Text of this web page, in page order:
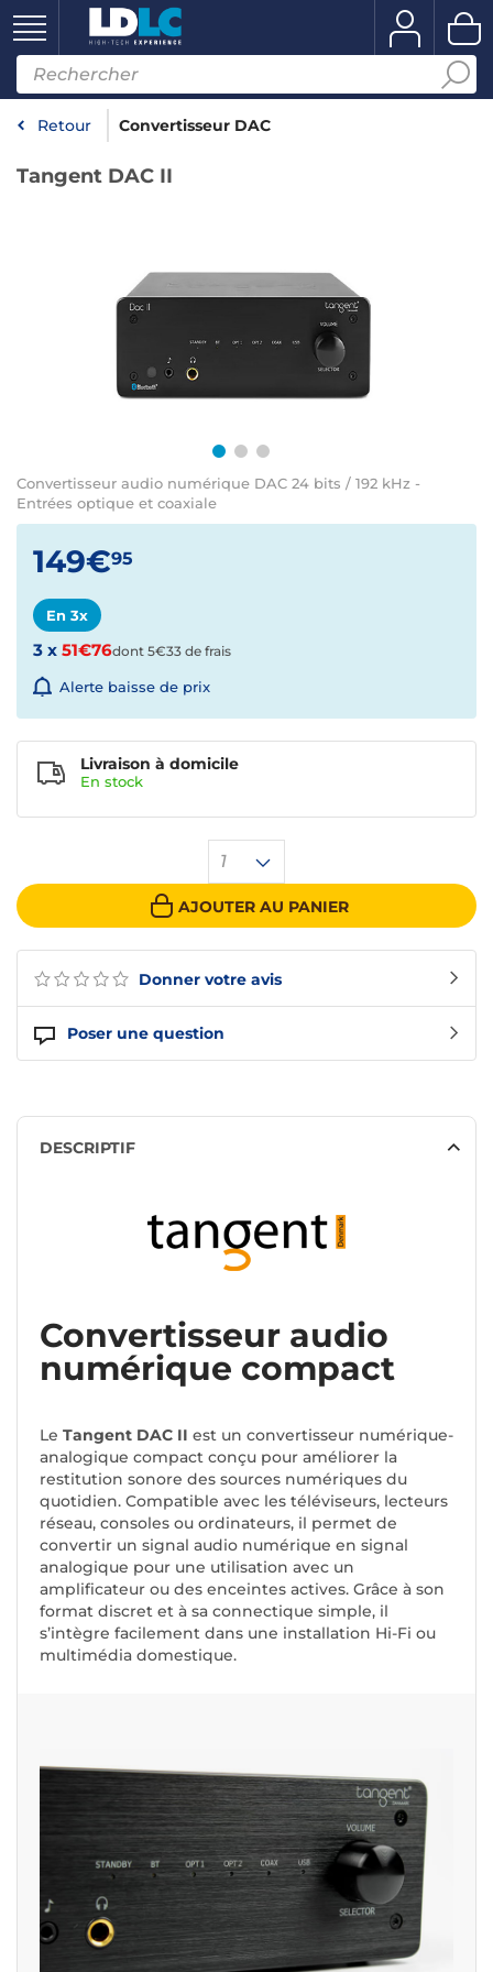
Retour Convertisseur DAC
Tangent DAC II
Convertisseur audio numérique DAC 24 bits / 192 kHz -
Entrées optique et coaxiale
Donner votre avis
Poser une question
149€95
En 3x
3 x 51€76dont 5€33 de frais
Alerte baisse de prix
1
AJOUTER AU PANIER
Livraison à domicile
En stock
DESCRIPTIF
Convertisseur audio
numérique compact
Le Tangent DAC II est un convertisseur numérique-
analogique compact conçu pour améliorer la
restitution sonore des sources numériques du
quotidien. Compatible avec les téléviseurs, lecteurs
réseau, consoles ou ordinateurs, il permet de
convertir un signal audio numérique en signal
analogique pour une utilisation avec un
amplificateur ou des enceintes actives. Grâce à son
format discret et à sa connectique simple, il
s’intègre facilement dans une installation Hi-Fi ou
multimédia domestique.